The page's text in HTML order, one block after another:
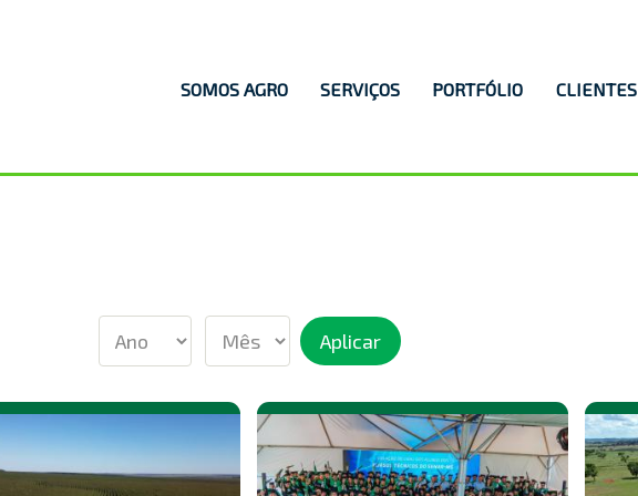
Navegação
SOMOS AGRO SERVIÇOS PORTFÓLIO CLIENTES